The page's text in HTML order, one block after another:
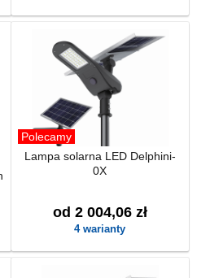
Polecamy
Lampa solarna LED Delphini-
0X
od 2 004,06 zł
4 warianty